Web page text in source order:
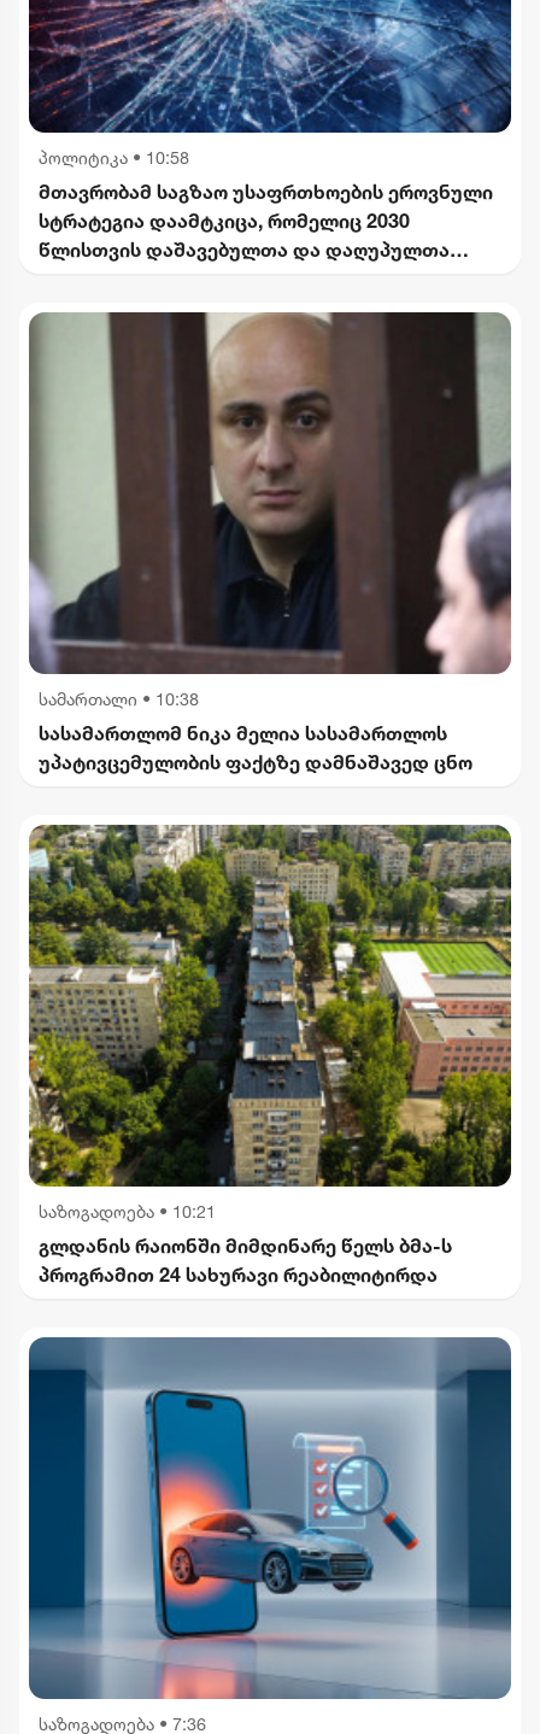
პოლიტიკა • 10:58
მთავრობამ საგზაო უსაფრთხოების ეროვნული
სტრატეგია დაამტკიცა, რომელიც 2030
წლისთვის დაშავებულთა და დაღუპულთა
ითვალისწინებს
სამართალი • 10:38
სასამართლომ ნიკა მელია სასამართლოს
უპატივცემულობის ფაქტზე დამნაშავედ ცნო
საზოგადოება • 10:21
გლდანის რაიონში მიმდინარე წელს ბმა-ს
პროგრამით 24 სახურავი რეაბილიტირდა
საზოგადოება • 7:36